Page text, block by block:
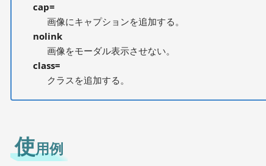
cap=
画像にキャプションを追加する。
nolink
画像をモーダル表示させない。
class=
クラスを追加する。
使用例